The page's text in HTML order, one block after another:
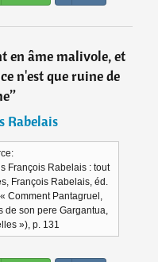
en âme malivole, et
n'est que ruine de
”
Rabelais
François Rabelais : tout
François Rabelais, éd.
Comment Pantagruel,
de son pere Gargantua,
»), p. 131